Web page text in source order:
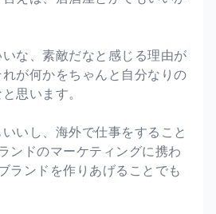
な、素敵だなと感じる理由が
が何かをちゃんと自分なりの
思います。
いし、海外で仕事をすること
ンドのマーケティングに携わ
ランドを作りあげることでも